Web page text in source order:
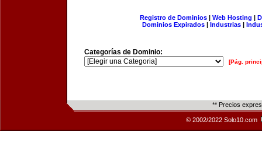
Registro de Dominios| Web Hosting |
Dominios Expirados | Industrias |
Categorías de Dominio:
[Pág.
** Precios
© 2002/2022 Solo10.com